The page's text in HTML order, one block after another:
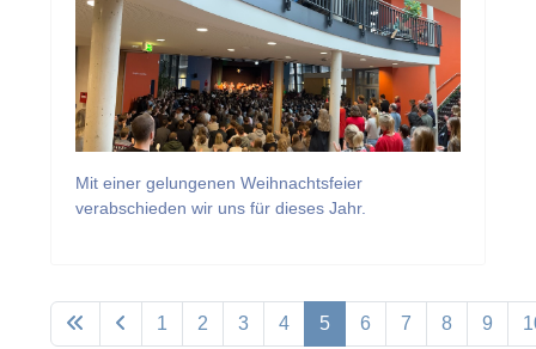
Mit einer gelungenen Weihnachtsfeier
verabschieden wir uns für dieses Jahr.
1 2 3 4 5 6 7 8 9